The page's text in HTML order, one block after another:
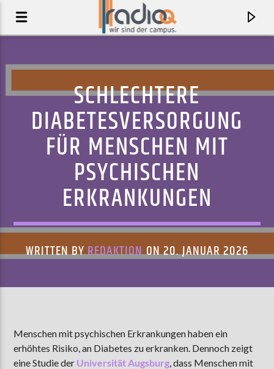
AKTUELLER TRACK
MIDNIGHT SCORCHER
HORACE ANDY
MOEBIUS
00:00 09:00
SCHLECHTERE
DIABETESVERSORGUNG
FÜR MENSCHEN MIT
PSYCHISCHEN
ERKRANKUNGEN
WRITTEN BYREDAKTIONON 20. JANUAR 2026
Menschen mit psychischen Erkrankungen haben ein
erhöhtes Risiko, an Diabetes zu erkranken. Dennoch zeigt
eine Studie der Universität Augsburg, dass Menschen mit